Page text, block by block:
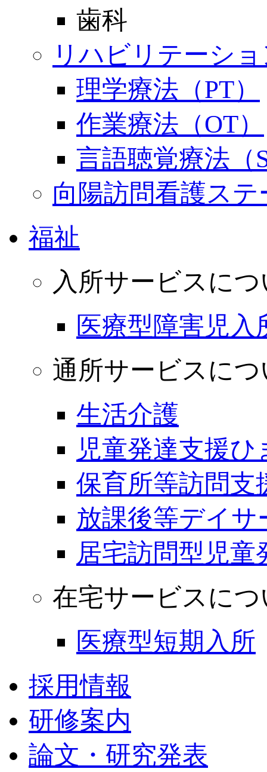
歯科
リハビリテーシ
理学療法（PT）
作業療法（OT）
言語聴覚療法（
向陽訪問看護ス
福祉
入所サービスに
医療型障害児入
通所サービスに
生活介護
児童発達支援ひ
保育所等訪問支
放課後等デイサ
居宅訪問型児童
在宅サービスに
医療型短期入所
採用情報
研修案内
論文・研究発表